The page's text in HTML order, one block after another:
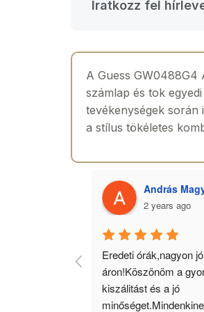
Iratkozz fel
A Guess GW0488G4
számlap és tok
tevékenységek során
a stílus tökéletes
András
2 years ago
Eredeti órák,nagyon jó
áron!Köszönöm a
kiszálitást és a jó